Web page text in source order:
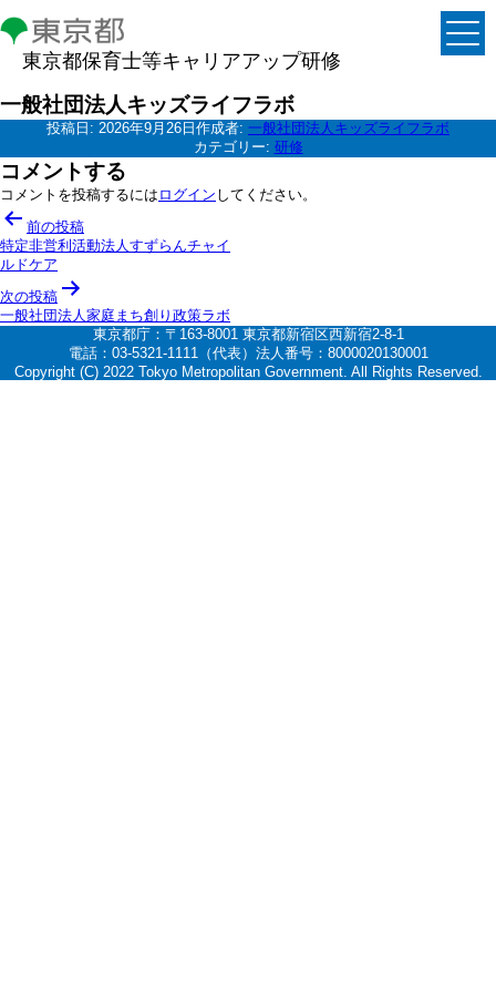
東京都保育士等キャリアアップ研修
一般社団法人キッズライフラボ
投稿日: 2026年9月26日 作成者: 一般社団法人キッズライフラボ
カテゴリー: 研修
コメントする
コメントを投稿するには ログイン してください。
投
稿
ナ
ビ
ゲ
ー
前の投稿
特定非営利活動法人すずらんチャイ
ルドケア
次の投稿
一般社団法人家庭まち創り政策ラボ
東京都庁：〒163-8001 東京都新宿区西新宿2-8-1
電話：03-5321-1111（代表）法人番号：8000020130001
Copyright (C) 2022 Tokyo Metropolitan Government. All Rights Reserved.